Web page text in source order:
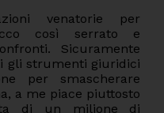
venatorie per
così serrato e
Sicuramente
gli strumenti giuridici
per smascherare
a me piace piuttosto
di un milione di